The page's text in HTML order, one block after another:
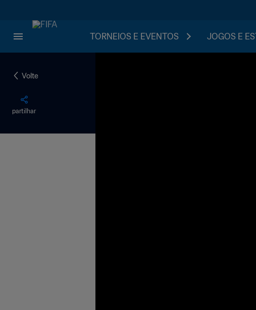
TORNEIOS E EVENTOS JOGOS E
Volte
partilhar